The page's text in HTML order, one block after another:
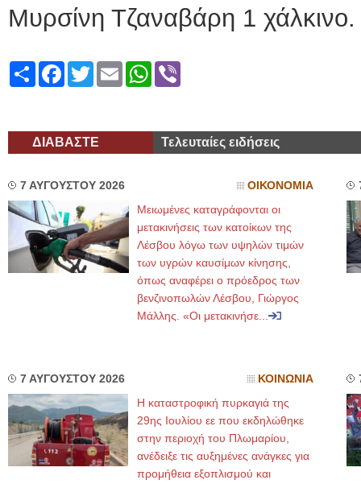
Μυρσίνη Τζαναβάρη 1 χάλκινο.
ShareFacebook
TwitterEmailWhatsApp
ΔΙΑΒΑΣΤΕ Τελευταίες ειδήσεις
7 ΑΥΓΟΥΣΤΟΥ 2026 ΟΙΚΟΝΟΜΙΑ
Μειωμένες καταγράφονται οι
μετακινήσεις των κατοίκων της
Λέσβου λόγω των υψηλών τιμών
των υγρών καυσίμων κίνησης,
όπως αναφέρει ο πρόεδρος των
βενζινοπωλών Λέσβου, Γιώργος
Μάλλης. «Οι μετακινήσε...
7 ΑΥΓΟΥΣΤΟΥ 2026 ΚΟΙΝΩΝΙΑ
Η καταστροφική πυρκαγιά της
29ης Ιουλίου εε που εκδηλώθηκε
στην περιοχή του Πλωμαρίου,
ανέδειξε τις αυξημένες ανάγκες για
προμήθεια εξοπλισμού και